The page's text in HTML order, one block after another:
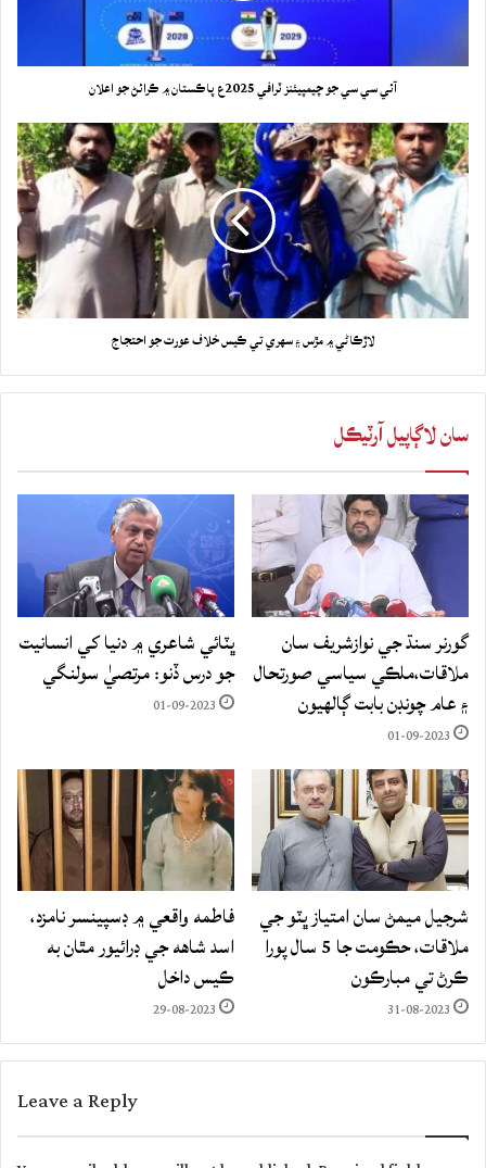
آئي سي سي جو چيمپيئنز ٽرافي 2025ع پاڪستان ۾ ڪرائڻ جو اعلان
لاڙڪاڻي ۾ مڙس ۽ سهري تي ڪيس خلاف عورت جو احتجاج
سان لاڳاپيل آرٽيڪل
گورنر سنڌ جي نوازشريف سان
ملاقات،ملڪي سياسي صورتحال
۽ عام چونڊن بابت ڳالهيون
01-09-2023
ڀٽائي شاعري ۾ دنيا کي انسانيت
جو درس ڏنو: مرتصيٰ سولنگي
01-09-2023
شرجيل ميمڻ سان امتياز ڀٽو جي
ملاقات، حڪومت جا 5 سال پورا
ڪرڻ تي مبارڪون
31-08-2023
فاطمه واقعي ۾ ڊسپينسر نامزد،
اسد شاهه جي ڊرائيور مٿان به
ڪيس داخل
29-08-2023
Leave a Reply